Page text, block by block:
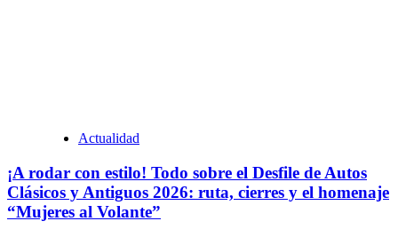
Actualidad
¡A rodar con estilo! Todo sobre el Desfile de Autos
Clásicos y Antiguos 2026: ruta, cierres y el homenaje
“Mujeres al Volante”